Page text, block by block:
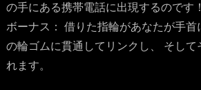
の手にある携帯電話に出現するのです！
ボーナス： 借りた指輪があなたが手
の輪ゴムに貫通してリンクし、 そし
れます。